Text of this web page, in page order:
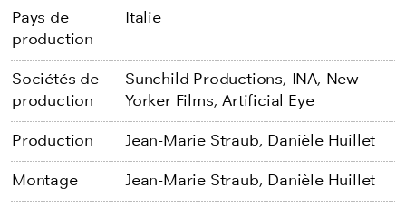
Pays de
production
Italie
Sociétés de
production
Sunchild Productions, INA, New
Yorker Films,Artificial Eye
Production Jean-Marie Straub, Danièle Huillet
Montage Jean-Marie Straub, Danièle Huillet